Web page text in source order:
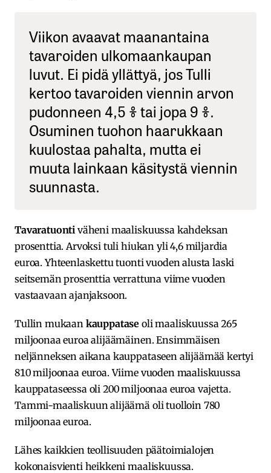
Viikon avaavat maanantaina
tavaroiden ulkomaankaupan
luvut. Ei pidä yllättyä, jos Tulli
kertoo tavaroiden viennin arvon
pudonneen 4,5 % tai jopa 9 %.
Osuminen tuohon haarukkaan
kuulostaa pahalta, mutta ei
muuta lainkaan käsitystä viennin
suunnasta.
Tavaratuonti väheni maaliskuussa kahdeksan
prosenttia. Arvoksi tuli hiukan yli 4,6 miljardia
euroa. Yhteenlaskettu tuonti vuoden alusta laski
seitsemän prosenttia verrattuna viime vuoden
vastaavaan ajanjaksoon.
Tullin mukaan kauppatase oli maaliskuussa 265
miljoonaa euroa alijäämäinen. Ensimmäisen
neljänneksen aikana kauppataseen alijäämää kertyi
810 miljoonaa euroa. Viime vuoden maaliskuussa
kauppataseessa oli 200 miljoonaa euroa vajetta.
Tammi-maaliskuun alijäämä oli tuolloin 780
miljoonaa euroa.
Lähes kaikkien teollisuuden päätoimialojen
kokonaisvienti heikkeni maaliskuussa.